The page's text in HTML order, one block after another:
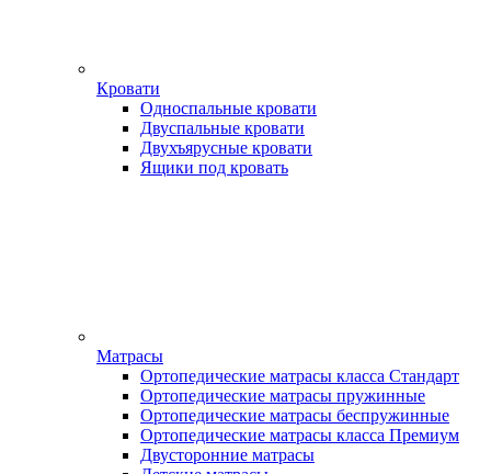
Кровати
Односпальные кровати
Двуспальные кровати
Двухъярусные кровати
Ящики под кровать
Матрасы
Ортопедические матрасы класса Стандарт
Ортопедические матрасы пружинные
Ортопедические матрасы беспружинные
Ортопедические матрасы класса Премиум
Двусторонние матрасы